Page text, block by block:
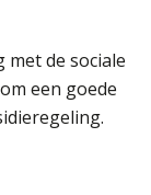
de sociale
een goede